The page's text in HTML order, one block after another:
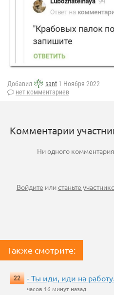
Добавил sant 1 Ноября 2022
нет комментариев
Комментарии
Ни одного
Войдите илистаньте
Также смотрите:
22 - Ты иди, иди на
часов 16 минут назад